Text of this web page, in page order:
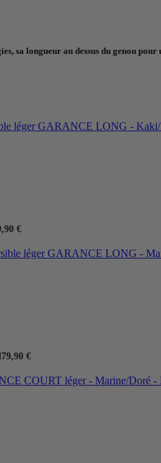
sa longueur au dessus du genou
€
79,90 €